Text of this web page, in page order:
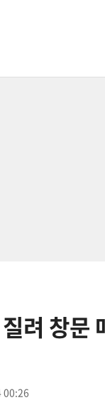
려 창
00:26